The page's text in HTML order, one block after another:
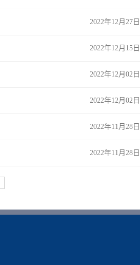
2022年12月27日
2022年12月15日
2022年12月02日
2022年12月02日
2022年11月28日
2022年11月28日